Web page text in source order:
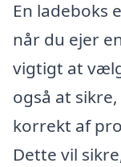
En ladeboks
når du ejer
vigtigt at
også at
korrekt af
Dette vil